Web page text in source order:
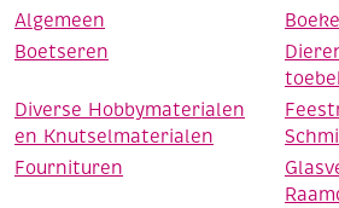
Algemeen
Boetseren
Diverse Hobbymaterialen
en Knutselmaterialen
Fournituren